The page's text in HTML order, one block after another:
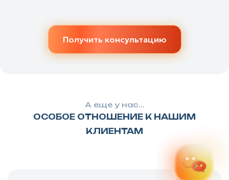
Получить консультацию
А еще у нас...
ОСОБОЕ ОТНОШЕНИЕ К НАШИМ
КЛИЕНТАМ